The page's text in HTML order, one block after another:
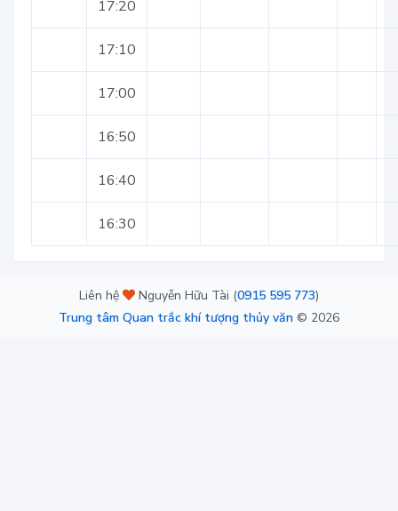
17:20
17:10
17:00
16:50
16:40
16:30
Liên hệ Nguyễn Hữu Tài (0915 595 773)
Trung tâm Quan trắc khí tượng thủy văn © 2026